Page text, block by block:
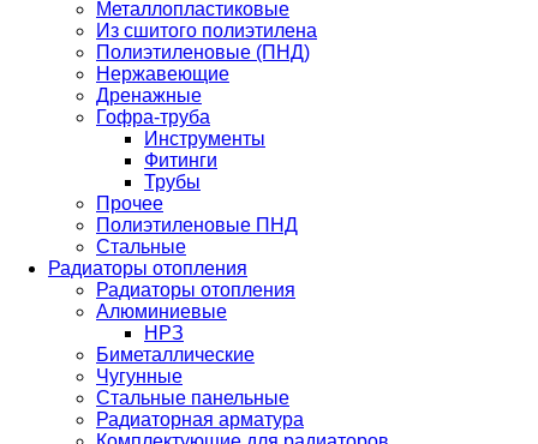
Металлопластиковые
Из сшитого полиэтилена
Полиэтиленовые (ПНД)
Нержавеющие
Дренажные
Гофра-труба
Инструменты
Фитинги
Трубы
Прочее
Полиэтиленовые ПНД
Стальные
Радиаторы отопления
Радиаторы отопления
Алюминиевые
НРЗ
Биметаллические
Чугунные
Стальные панельные
Радиаторная арматура